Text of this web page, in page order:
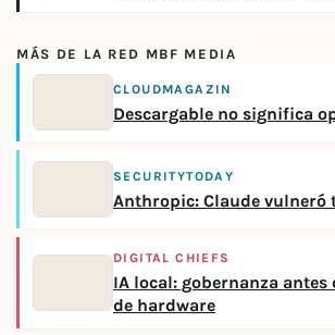
MÁS DE LA RED MBF MEDIA
CLOUDMAGAZIN
Descargable no significa
SECURITYTODAY
Anthropic: Claude vulneró
DIGITAL CHIEFS
IA local: gobernanza antes
de hardware